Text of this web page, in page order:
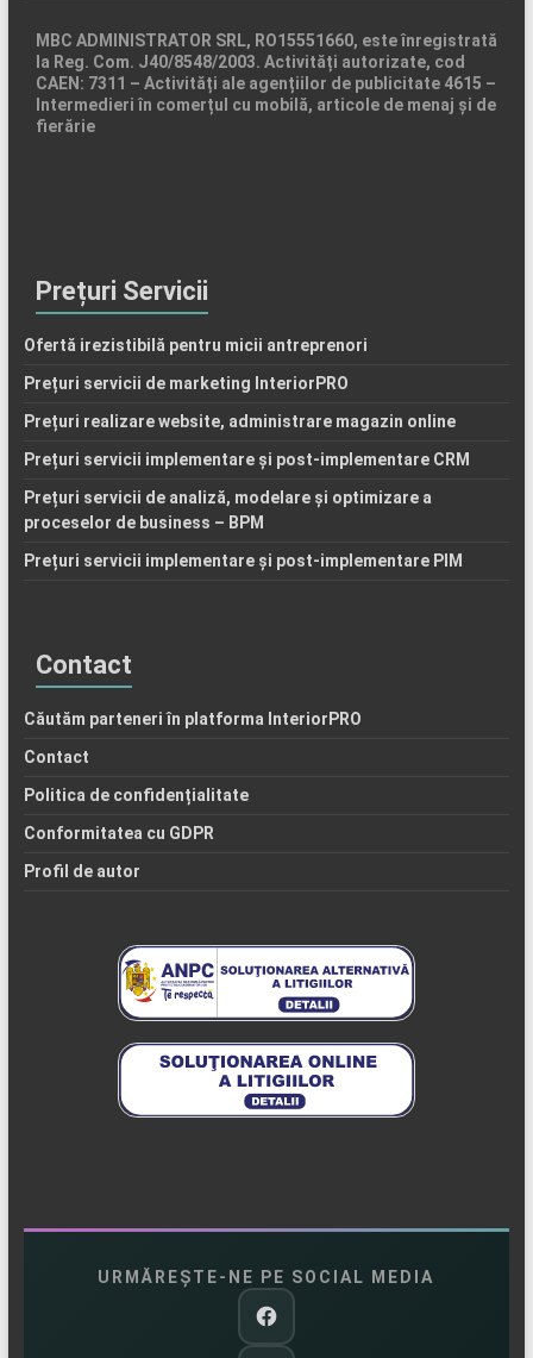
MBC ADMINISTRATOR SRL, RO15551660, este înregistrată
la Reg. Com. J40/8548/2003. Activități autorizate, cod
CAEN: 7311 – Activități ale agențiilor de publicitate 4615 –
Intermedieri în comerțul cu mobilă, articole de menaj și de
fierărie
Prețuri Servicii
Ofertă irezistibilă pentru micii antreprenori
Prețuri servicii de marketing InteriorPRO
Prețuri realizare website, administrare magazin online
Prețuri servicii implementare și post-implementare CRM
Prețuri servicii de analiză, modelare și optimizare a
proceselor de business – BPM
Prețuri servicii implementare și post-implementare PIM
Contact
Căutăm parteneri în platforma InteriorPRO
Contact
Politica de confidențialitate
Conformitatea cu GDPR
Profil de autor
URMĂREȘTE-NE PE SOCIAL MEDIA